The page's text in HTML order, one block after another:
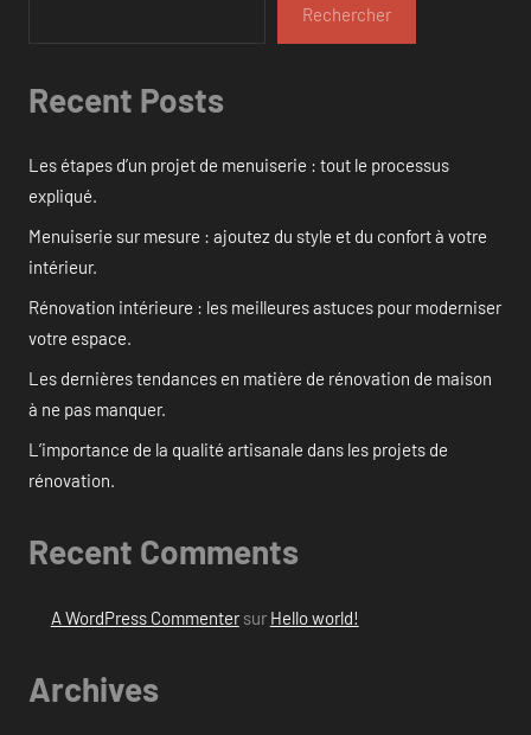
Rechercher
Recent Posts
Les étapes d’un projet de menuiserie : tout le processus
expliqué.
Menuiserie sur mesure : ajoutez du style et du confort à votre
intérieur.
Rénovation intérieure : les meilleures astuces pour moderniser
votre espace.
Les dernières tendances en matière de rénovation de maison
à ne pas manquer.
L’importance de la qualité artisanale dans les projets de
rénovation.
Recent Comments
A WordPress Commentersur Hello world!
Archives